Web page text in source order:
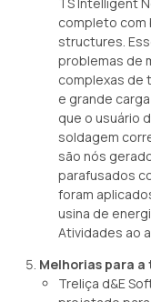
completo com
structures.
problemas de
complexas de
e grande
que o usuário
soldagem
são nós
parafusados
foram
usina de
Atividades ao
Melhorias para
Treliça d&E